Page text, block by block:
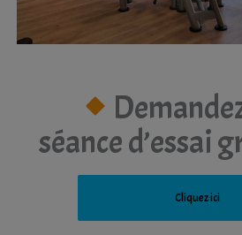
séance d’essai
Cliquez ici